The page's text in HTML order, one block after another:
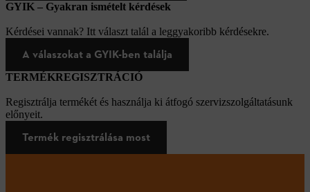
GYIK – Gyakran ismételt kérdések
Kérdései vannak? Itt választ talál a leggyakoribb kérdésekre.
A válaszokat a GYIK-ben találja
TERMÉKREGISZTRÁCIÓ
Regisztrálja termékét és használja ki átfogó szervizszolgáltatásunk
előnyeit.
Termék regisztrálása most